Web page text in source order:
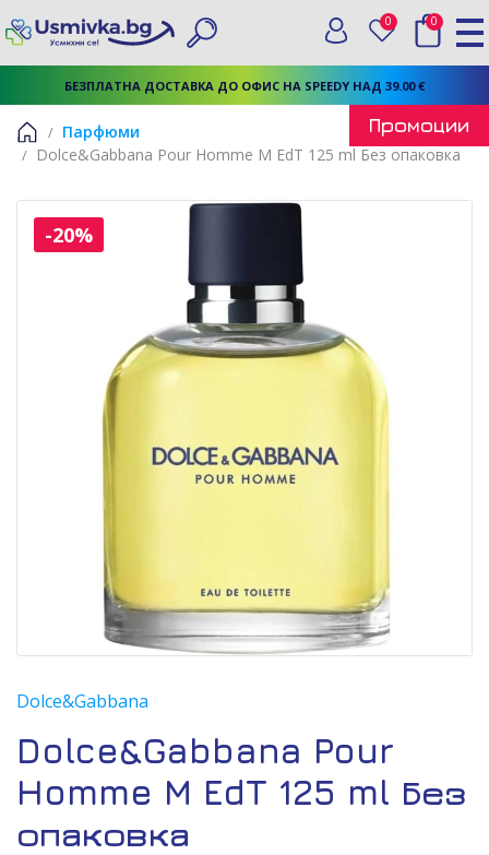
БЕЗПЛАТНА ДОСТАВКА ДО ОФИС НА SPEEDY НАД 39.00 €
Търси
Вход
0 Любими
0
Начало
Парфюми
Dolce&Gabbana Pour Homme M EdT 125 ml Без опаковка
-20%
Dolce&Gabbana
Dolce&Gabbana Pour
Homme M EdT 125 ml Без
опаковка
Промоции